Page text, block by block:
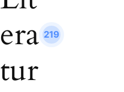
era
tur
219